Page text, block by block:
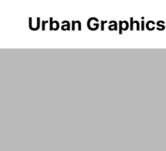
Urban Graphics